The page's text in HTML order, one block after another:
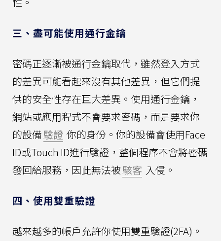
三、盡可能使用通行金鑰
密碼正逐漸被通行金鑰取代，雖然登入方式
的差異可能看起來沒有其他差異，但它們提
供的安全性存在巨大差異。使用通行金鑰，
網站或應用程式不會要求密碼，而是要求你
的設備驗證 你的身份。你的設備會使用Face
ID或Touch ID進行驗證，整個程序不會將密碼
發回給服務，因此無法被駭客 入侵。
四、使用雙重驗證
越來越多的帳戶允許你使用雙重驗證(2FA)。